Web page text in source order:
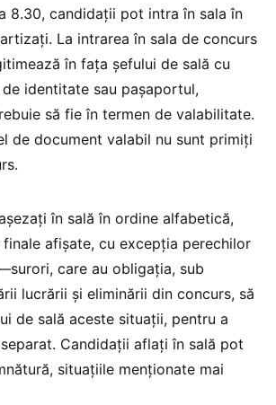
8.30, candidații pot intra în sala în
La intrarea în sala de concurs
în fața șefului de sală cu
identitate sau pașaportul,
să fie în termen de valabilitate.
de document valabil nu sunt primiți
în sală în ordine alfabetică,
afișate, cu excepția perechilor
care au obligația, sub
lucrării și eliminării din concurs, să
de sală aceste situații, pentru a
Candidații aflați în sală pot
situațiile menționate mai